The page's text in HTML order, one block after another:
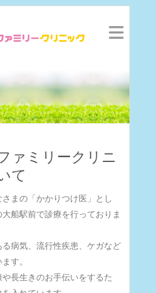
ァミリークリニ
て
まの「かかりつけ医」とし
船駅前で診療を行っておりま
病気、流行性疾患、ケガなど
す。
長生きのお手伝いをするた